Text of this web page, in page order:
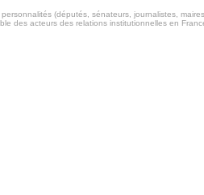
(députés, sénateurs, journalistes,
des acteurs des relations institutionnelles en